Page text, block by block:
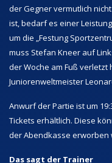
der Gegner vermutlich
ist, bedarf es einer
um die „Festung
muss Stefan Kneer auf
der Woche am Fuß verletzt
Juniorenweltmeister
Anwurf der Partie ist um
Tickets erhältlich. Diese
der Abendkasse erworben
Das sagt der Trainer